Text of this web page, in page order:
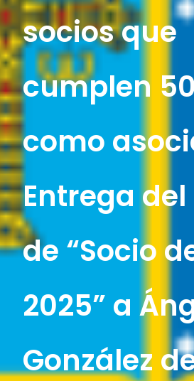
socios que
cumplen
como
Entrega
de “Socio
2025” a
González